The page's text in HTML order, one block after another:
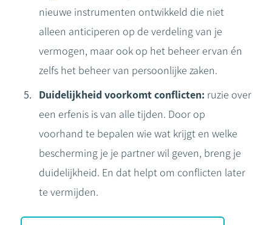
nieuwe instrumenten ontwikkeld die niet
alleen anticiperen op de verdeling van je
vermogen, maar ook op het beheer ervan én
zelfs het beheer van persoonlijke zaken.
Duidelijkheid voorkomt conflicten: ruzie over
een erfenis is van alle tijden. Door op
voorhand te bepalen wie wat krijgt en welke
bescherming je je partner wil geven, breng je
duidelijkheid. En dat helpt om conflicten later
te vermijden.